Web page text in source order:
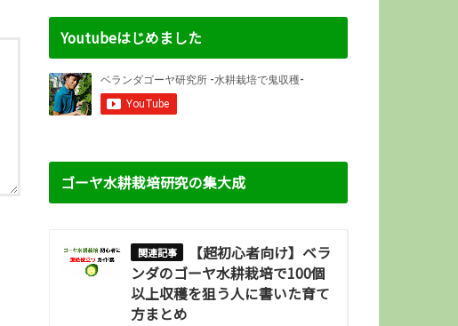
Youtubeはじめました
ゴーヤ水耕栽培研究の集大成
【超初心者向け】ベラ
ンダのゴーヤ水耕栽培で100個
以上収穫を狙う人に書いた育て
方まとめ